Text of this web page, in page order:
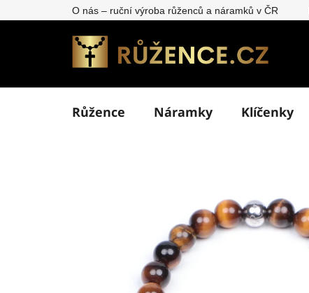
na
O nás – ruční výroba růženců a náramků v ČR
Růžence Náramky Klíčenky